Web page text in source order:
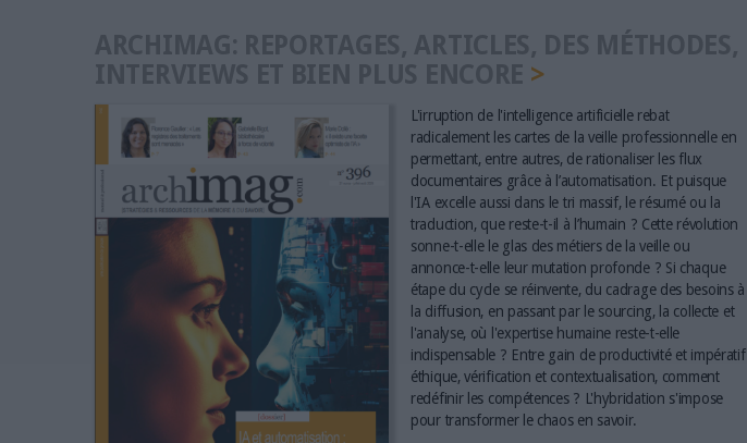
L'irruption de l'intelligence artificielle rebat
radicalement les cartes de la veille professionnelle en
permettant, entre autres, de rationaliser les flux
documentaires grâce à l’automatisation. Et puisque
l'IA excelle aussi dans le tri massif, le résumé ou la
traduction, que reste-t-il à l’humain ? Cette révolution
sonne-t-elle le glas des métiers de la veille ou
annonce-t-elle leur mutation profonde ? Si chaque
étape du cycle se réinvente, du cadrage des besoins à
la diffusion, en passant par le sourcing, la collecte et
l'analyse, où l'expertise humaine reste-t-elle
indispensable ? Entre gain de productivité et impératif
éthique, vérification et contextualisation, comment
redéfinir les compétences ? L'hybridation s'impose
pour transformer le chaos en savoir.